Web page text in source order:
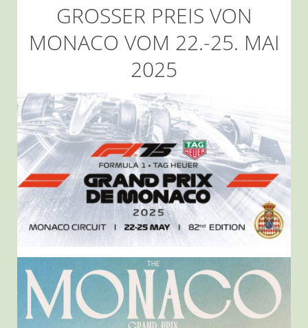
GROSSER PREIS VON
MONACO VOM 22.-25. MAI
2025